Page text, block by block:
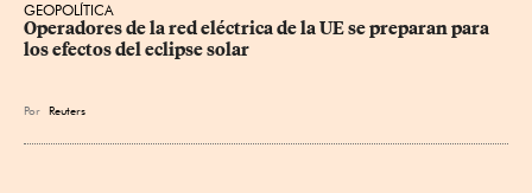
GEOPOLÍTICA
Operadores de la red eléctrica de la UE se preparan para
los efectos del eclipse solar
Por Reuters